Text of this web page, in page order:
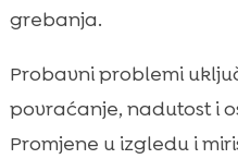
grebanja.
Probavni problemi
povraćanje, nadutost i
Promjene u izgledu i